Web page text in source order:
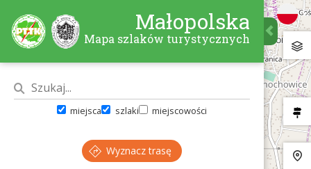
Małopolska
Mapa szlaków turystycznych
miejsca szlaki miejscowości
Wyznacz trasę